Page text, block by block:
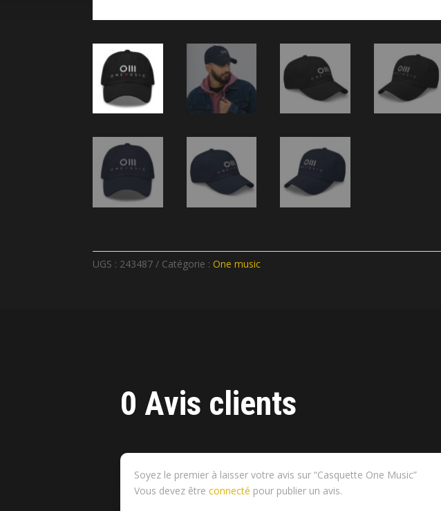
UGS : 243487 Catégorie : One music
0 Avis clients
Soyez le premier à laisser votre avis sur “Casquette One Music”
Vous devez êtreconnecté pour publier un avis.